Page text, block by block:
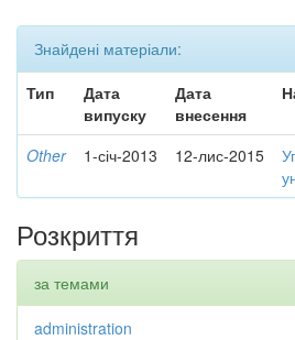
Знайдені матеріали:
Тип
Дата
випуску
Дата
внесення
Other 1-січ-2013 12-лис-2015
Розкриття
за темами
administration